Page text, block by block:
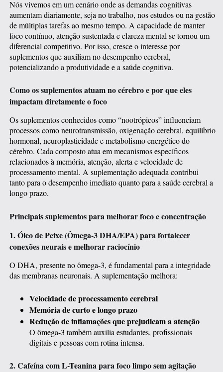
Nós vivemos em um cenário onde as demandas cognitivas
aumentam diariamente, seja no trabalho, nos estudos ou na gestão
de múltiplas tarefas ao mesmo tempo. A capacidade de manter
foco contínuo, atenção sustentada e clareza mental se tornou um
diferencial competitivo. Por isso, cresce o interesse por
suplementos que auxiliam no desempenho cerebral,
potencializando a produtividade e a saúde cognitiva.
Como os suplementos atuam no cérebro e por que eles
impactam diretamente o foco
Os suplementos conhecidos como “nootrópicos” influenciam
processos como neurotransmissão, oxigenação cerebral, equilíbrio
hormonal, neuroplasticidade e metabolismo energético do
cérebro. Cada composto atua em mecanismos específicos
relacionados à memória, atenção, alerta e velocidade de
processamento mental. A suplementação adequada contribui
tanto para o desempenho imediato quanto para a saúde cerebral a
longo prazo.
Principais suplementos para melhorar foco e concentração
1. Óleo de Peixe (Ômega-3 DHA/EPA) para fortalecer
conexões neurais e melhorar raciocínio
O DHA, presente no ômega-3, é fundamental para a integridade
das membranas neuronais. A suplementação melhora:
Velocidade de processamento cerebral
Memória de curto e longo prazo
Redução de inflamações que prejudicam a atenção
O ômega-3 também auxilia estudantes, profissionais
digitais e pessoas com rotina intensa.
2. Cafeína com L-Teanina para foco limpo sem agitação